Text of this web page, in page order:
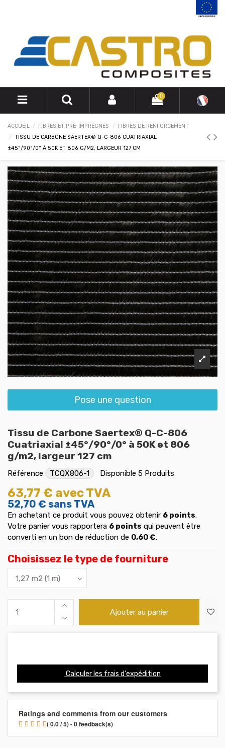
0
ACCUEIL FIBRES ET PRÉ-IMPRÉGNÉS
FIBRES DE RENFORCEMENT
TISSU DE CARBONE SAERTEX® Q-C-806 CUATRIAXIAL
±45°/90°/0° À 50K ET 806 G/M2, LARGEUR 127 CM
Pose une question
Tissu de Carbone Saertex® Q-C-806
Cuatriaxial ±45°/90°/0° à 50K et 806
g/m2, largeur 127 cm
Référence TCQX806-1 Disponible 5 Produits
63,77 € avec TVA
52,70 € sans TVA
En achetant ce produit vous pouvez obtenir 6 points.
Votre panier vous rapportera 6 points qui peuvent être
converti en un bon de réduction de 0,60 €.
Choisissez le type de fourniture
Ajouter au panier
Calculer les frais d'expédition
Ratings and comments from our customers
( 0.0 / 5) - 0 feedback(s)